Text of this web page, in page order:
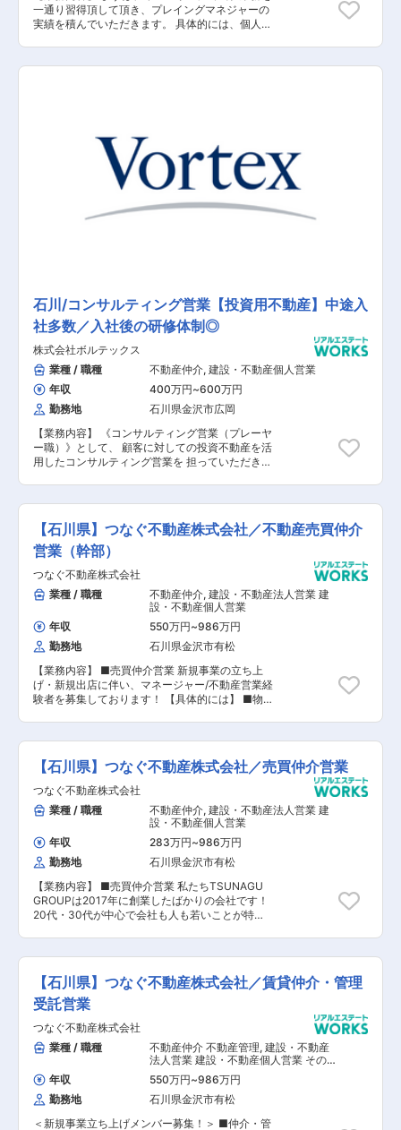
一通り習得頂して頂き、プレイングマネジャーの
実績を積んでいただきます。 具体的には、個人・
務フローの改善や社員教育を実施。 注文住宅事業
お客様へのアプローチは、Webサイトからの問い
合わせや、仲介会社の紹介から始まることがほと
んど。 お客様のご要望に応える企画・プランニン
グに集中できる環境です。 ※住宅展示場での勤務
お問い合わせはWebサイトや、仲介会社からの紹
介がほとんど。 土地をお持ちのお客様や、住宅の
内。 そこにお客様のご要望を追加していきます。
「収納スペースを増やしたい」「2階に洗面台が
ほしい」「ロフト付きの部屋が良い」といった
ていきます。 ■着工～引渡し 着工から90～100
日程度で住宅の引渡しとなります。 社内の施工管
理担当と協力し、家づくりが始まります。 ※変更
の範囲：当社業務全般
石川/コンサルティング営業【投資用不動産】中途入
社多数／入社後の研修体制◎
株式会社ボルテックス
業種 / 職種
不動産仲介, 建設・不動産個人営業
年収
400万円~600万円
勤務地
石川県金沢市広岡
【業務内容】 《コンサルティング営業（プレーヤ
ー職）》として、 顧客に対しての投資不動産を活
用したコンサルティング営業を 担っていただきま
商材である投資用不動産のご提案を お任せいたし
ます。 ご入社後については、まず提携銀行へのア
プローチから 担っていただく予定になります。
【具体的な業務内容】 ■提携済み銀行/税理士事
務所などに訪問し見込客の紹介を頂くことを目的
とした紹介営業 ■紹介後の見込み客に対する弊社
商材である投資用不動産のご提案 ■セミナー等来
社者へのお電話でのアプローチ ■以前に商談をし
たことのある企業への再アプローチ（電話・訪
問） 【担当者コメント】 同社は資産形成コンサ
ルティング、不動産仕入れ・売買及び賃貸 ・不動
産管理を事業として手掛けています。 同社のコア
事業であるコンサルティング事業においては 事業
用不動産物件を「区分所有」という新しい形で保
有するという 業界内では初のサービスを提供して
おり、誰も実行することの なかった今までの不動
けています。 同ポジションにおいては、中途入社
の社員も多数活躍実績があり 入社後の研修も充実
しているため、異業種出身者でも 活躍出来る環境
が整っていることが魅力になります。 基礎知識・
不動産の活用法・銀行へのアプローチ方法など こ
れまで同社が培ってきたノウハウを一から学ぶこ
とができ、 コンサルティング営業としてキャリア
をスタートすることが 可能なポジションになりま
【⽯川県】つなぐ不動産株式会社／不動産売買仲介
営業（幹部）
つなぐ不動産株式会社
業種 / 職種
不動産仲介, 建設・不動産法人営業 建
設・不動産個人営業
年収
550万円~986万円
勤務地
石川県金沢市有松
【業務内容】 ■売買仲介営業 新規事業の⽴ち上
げ・新規出店に伴い、マネージャー/不動産営業経
験者を募集しております！ 【具体的には】 ■物
介していくことが⼤切です。 ■⾦融機関の紹介や
資⾦計画のご提案 住宅ローンの相談、⾦融機関の
紹介などを⾏ない、ご購⼊に向けたサポートを⾏
ないます。 ■査定や売却のご提案 「不動産を売
りたい」というお客様に対して、査定・販売戦略
提案を⾏ない、価格を決定。 営業・広告活動を⾏
ない、買い⼿を⾒つけます。 ■営業戦略・育成・
マネジメント等 まずは、これまでの経験を活か
し、営業として活躍いただきます。 その後、営業
戦略の策定やKPIマネジメント、メンバーの採⽤
や育成に携わっていただきます。 ＜仕事内容の特
徴＞ ■物件情報サイトやチラシなどからお問い合
わせがあったお客様への反響営業！ ■⾶び込みや
かりで、スムーズに提案活動が可能！ ■お客様の
理想のライフスタイルをヒアリング、課題を解決
していきます ■ときには「今は買い時ではないか
もしれません」といったアドバイスも ■お客様の
⽬線に⽴ち、正直に誠実に仕事を進めていくこと
を当社では⼤切にしており、Googleのクチコミも
4.6と⾼い評価を頂いております。 ＜働く環境と
魅⼒＞ ・⾃由度の⾼い環境×明確な評価制度 裁量
ある働き⽅と成果に応じた評価で、スピード感の
ある成⻑が望めます。 ・ワンストップサービスに
よる提案の幅の広さ 売買・リフォーム・買取再
販・リースバックなどグループ内連携が強み。 ・
【⽯川県】つなぐ不動産株式会社／売買仲介営業
つなぐ不動産株式会社
業種 / 職種
不動産仲介, 建設・不動産法人営業 建
設・不動産個人営業
年収
283万円~986万円
勤務地
石川県金沢市有松
【業務内容】 ■売買仲介営業 私たちTSUNAGU
GROUPは2017年に創業したばかりの会社です！
20代・30代が中⼼で会社も⼈も若いことが特徴
沢市・野々市市を中⼼としたエリアで、不動産に
関する幅広いサービスをワンストップで提供して
います。 不動産仲介・買取・空き家再⽣・リフォ
ーム・リノベーション・リースバック・新築分譲
など様々なお客様のニーズに応え、地域に貢献す
ることを⽬指しています。 【具体的には】 ■物
件のご案内 「複数の物件を⾒て検討したい」とい
うお客様へ、希望条件を正確にヒアリングし、紹
介していくことが⼤切です。 ■⾦融機関の紹介や
資⾦計画のご提案 住宅ローンの相談、⾦融機関の
紹介などを⾏ない、ご購⼊に向けたサポートを⾏
ないます。 ■査定や売却のご提案 「不動産を売
【石川県】つなぐ不動産株式会社／賃貸仲介・管理
受託営業
つなぐ不動産株式会社
業種 / 職種
不動産仲介 不動産管理, 建設・不動産
法人営業 建設・不動産個人営業 その他
（土木設計・測量） その他（建築設
計・積算）
年収 550万円~986万円
勤務地
石川県金沢市有松
＜新規事業⽴ち上げメンバー募集！＞ ■仲介・管